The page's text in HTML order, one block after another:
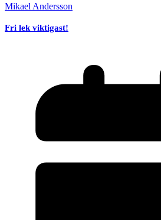
Mikael Andersson
Fri lek viktigast!